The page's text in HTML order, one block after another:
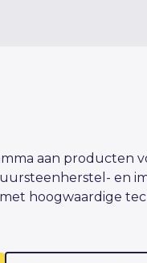
aan producten
en
hoogwaardige